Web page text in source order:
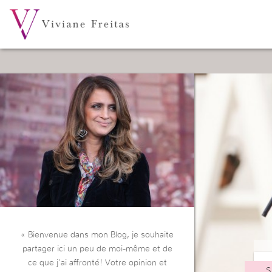
« Bienvenue dans mon Blog, je souhaite
partager ici un peu de moi-même et de
ce que j’ai affronté! Votre opinion et